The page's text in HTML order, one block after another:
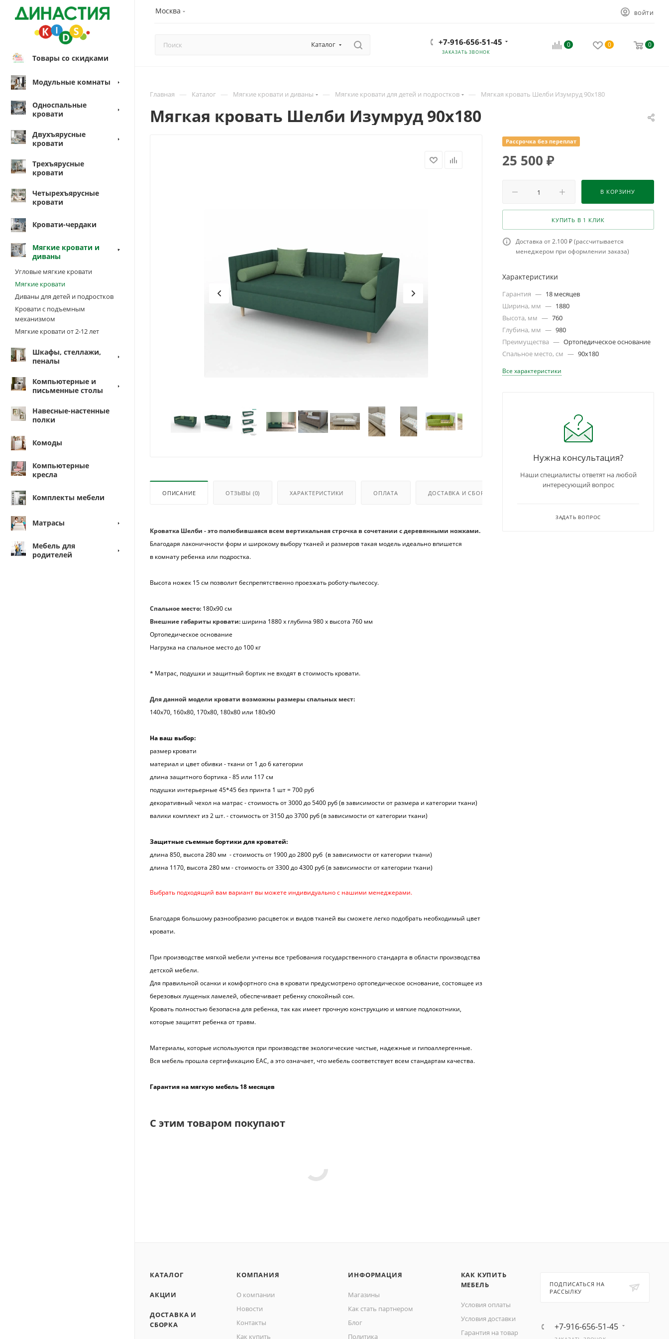
Москва ВОЙТИ
Каталог +7-916-656-51-45
ЗАКАЗАТЬ ЗВОНОК
0 0 0
Товары со скидками
Модульные комнаты
Односпальные
кровати
Двухъярусные
кровати
Трехъярусные
кровати
Четырехъярусные
кровати
Кровати-чердаки
Мягкие кровати и
диваны
Угловые мягкие кровати
Мягкие кровати
Диваны для детей и подростков
Кровати с подъемным
механизмом
Мягкие кровати от 2-12 лет
Шкафы, стеллажи,
пеналы
Компьютерные и
письменные столы
Навесные-настенные
полки
Комоды
Компьютерные
кресла
Комплекты мебели
Матрасы
Мебель для
родителей
Главная — Каталог — Мягкие кровати и диваны — Мягкие кровати для детей и подростков — Мягкая кровать Шелби Изумруд 90х180
Мягкая кровать Шелби Изумруд 90х180
ОПИСАНИЕ ОТЗЫВЫ (0) ХАРАКТЕРИСТИКИ ОПЛАТА ДОСТАВКА И СБОРКА
Кроватка Шелби - это полюбившаяся всем вертикальная строчка в сочетании с деревянными ножками.
Благодаря лаконичности форм и широкому выбору тканей и размеров такая модель идеально впишется
в комнату ребенка или подростка.
Высота ножек 15 см позволит беспрепятственно проезжать роботу-пылесосу.
Спальное место: 180х90 см
Внешние габариты кровати: ширина 1880 x глубина 980 x высота 760 мм
Ортопедическое основание
Нагрузка на спальное место до 100 кг
* Матрас, подушки и защитный бортик не входят в стоимость кровати.
Для данной модели кровати возможны размеры спальных мест:
140х70, 160х80, 170х80, 180х80 или 180х90
На ваш выбор:
размер кровати
материал и цвет обивки - ткани от 1 до 6 категории
длина защитного бортика - 85 или 117 см
подушки интерьерные 45*45 без принта 1 шт = 700 руб
декоративный чехол на матрас - стоимость от 3000 до 5400 руб (в зависимости от размера и категории ткани)
валики комплект из 2 шт. - стоимость от 3150 до 3700 руб (в зависимости от категории ткани)
Защитные съемные бортики для кроватей:
длина 850, высота 280 мм - стоимость от 1900 до 2800 руб (в зависимости от категории ткани)
длина 1170, высота 280 мм - стоимость от 3300 до 4300 руб (в зависимости от категории ткани)
Выбрать подходящий вам вариант вы можете индивидуально с нашими менеджерами.
Благодаря большому разнообразию расцветок и видов тканей вы сможете легко подобрать необходимый цвет
кровати.
При производстве мягкой мебели учтены все требования государственного стандарта в области производства
детской мебели.
Для правильной осанки и комфортного сна в кровати предусмотрено ортопедическое основание, состоящее из
березовых лущеных ламелей, обеспечивает ребенку спокойный сон.
Кровать полностью безопасна для ребенка, так как имеет прочную конструкцию и мягкие подлокотники,
которые защитят ребенка от травм.
Материалы, которые используются при производстве экологические чистые, надежные и гипоаллергенные.
Вся мебель прошла сертификацию EAC, а это означает, что мебель соответствует всем стандартам качества.
Гарантия на мягкую мебель 18 месяцев
С этим товаром покупают
Рассрочка без переплат
25 500 ₽
В КОРЗИНУ
КУПИТЬ В 1 КЛИК
Доставка от 2.100 ₽ (рассчитывается
менеджером при оформлении заказа)
Характеристики
Гарантия — 18 месяцев
Ширина, мм — 1880
Высота, мм — 760
Глубина, мм — 980
Преимущества — Ортопедическое основание
Спальное место, см — 90х180
Все характеристики
Нужна консультация?
Наши специалисты ответят на любой
интересующий вопрос
ЗАДАТЬ ВОПРОС
КАТАЛОГ
АКЦИИ
ДОСТАВКА И
СБОРКА
КОМПАНИЯ
О компании
Новости
Контакты
Как купить
ИНФОРМАЦИЯ
Магазины
Как стать партнером
Блог
Политика
КАК КУПИТЬ
МЕБЕЛЬ
Условия оплаты
Условия доставки
Гарантия на товар
ПОДПИСАТЬСЯ НА
РАССЫЛКУ
+7-916-656-51-45